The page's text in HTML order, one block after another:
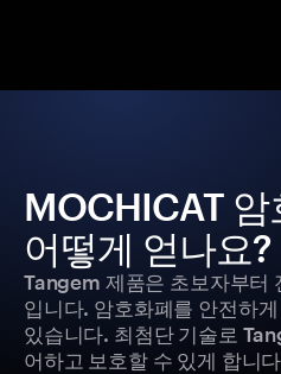
MOCHICAT
어떻게 얻나요?
Tangem 제품은 초보자부터
입니다. 암호화폐를 안전하
있습니다. 최첨단 기술로
어하고 보호할 수 있게 합니